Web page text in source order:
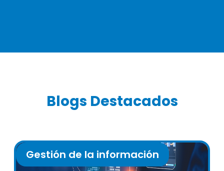
Blogs Destacados
Gestión de la información